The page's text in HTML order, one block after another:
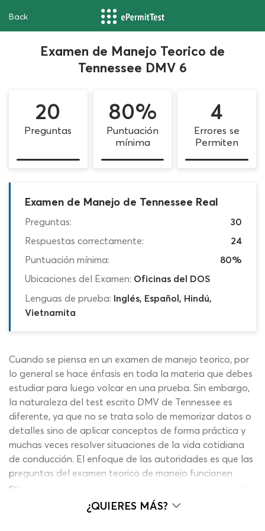
Back
Examen de Manejo Teorico de
Tennessee DMV 6
20
Preguntas
80%
Puntuación
mínima
4
Errores se
Permiten
Examen de Manejo de Tennessee Real
Preguntas:
30
Respuestas correctamente:
24
Puntuación mínima:
80%
Ubicaciones del Examen: Oficinas del DOS
Lenguas de prueba: Inglés, Español, Hindú,
Vietnamita
Cuando se piensa en un examen de manejo teorico, por
lo general se hace énfasis en toda la materia que debes
estudiar para luego volcar en una prueba. Sin embargo,
la naturaleza del test escrito DMV de Tennessee es
diferente, ya que no se trata solo de memorizar datos o
detalles sino de aplicar conceptos de forma práctica y
muchas veces resolver situaciones de la vida cotidiana
de conducción. El enfoque de las autoridades es que las
preguntas del examen teorico de manejo funcionen
como una comprobación de tus conocimientos, con tal
de certificar que tienes la capacidad suficiente para
transitar las calles y carreteras sin problemas. Al fin y al
¿QUIERES MÁS?